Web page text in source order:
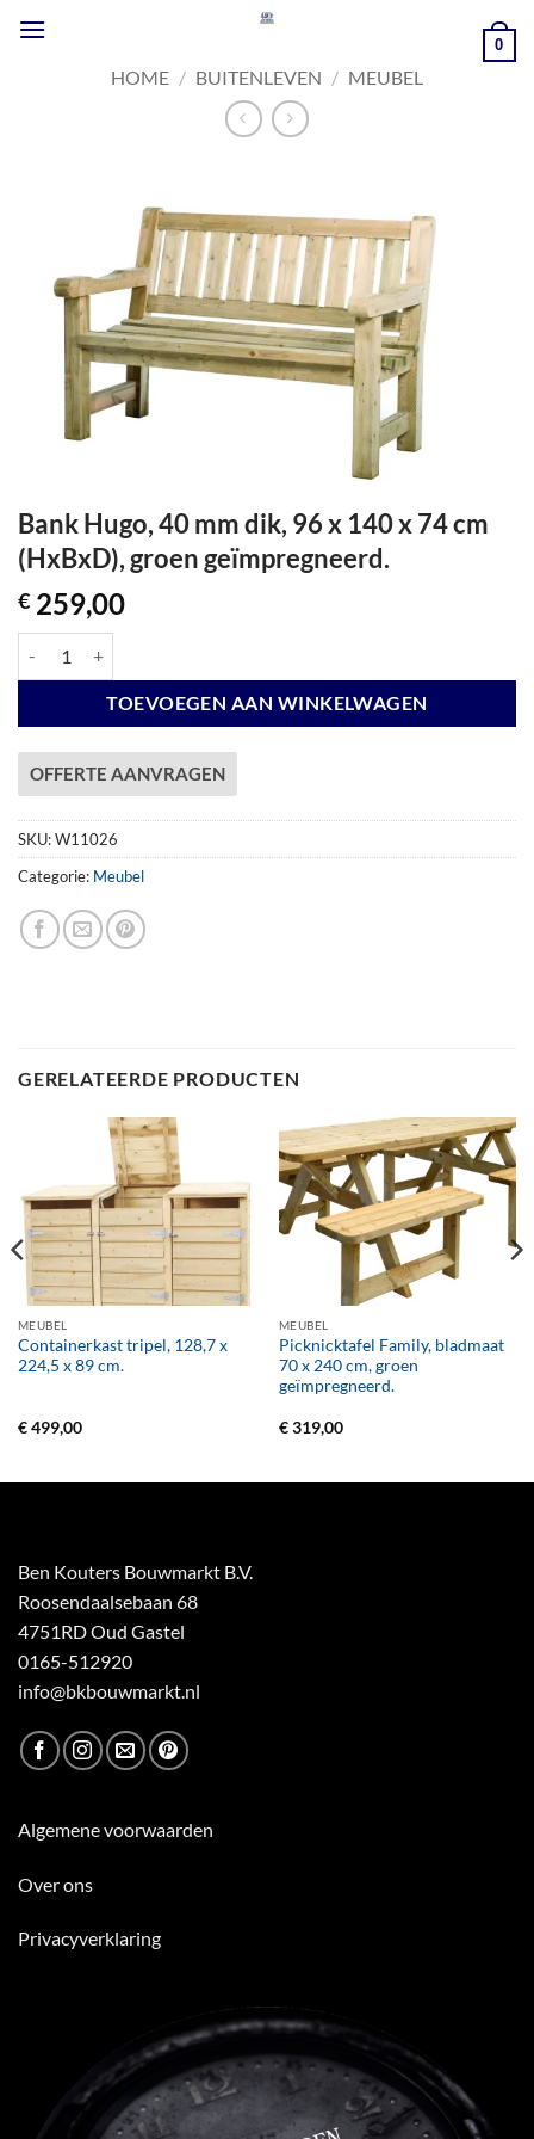
naar
0
HOME / BUITENLEVEN / MEUBEL
Bank Hugo, 40 mm dik, 96 x 140 x 74 cm
(HxBxD), groen geïmpregneerd.
€ 259,00
TOEVOEGEN AAN WINKELWAGEN
OFFERTE AANVRAGEN
SKU:W11026
Categorie: Meubel
GERELATEERDE PRODUCTEN
MEUBEL
Containerkast tripel, 128,7 x
224,5 x 89 cm.
€499,00
MEUBEL
Picknicktafel Family, bladmaat
70 x 240 cm, groen
geïmpregneerd.
€319,00
Ben Kouters Bouwmarkt B.V.
Roosendaalsebaan 68
4751RD Oud Gastel
0165-512920
info@bkbouwmarkt.nl
Algemene voorwaarden
Over ons
Privacyverklaring